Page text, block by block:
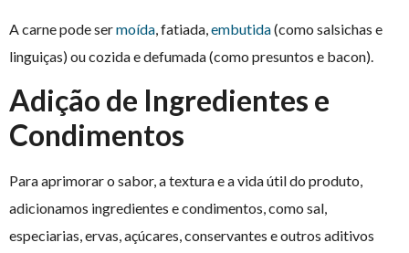
A carne pode sermoída, fatiada,embutida(como salsichas e
linguiças) ou cozida e defumada (como presuntos e bacon).
Adição de Ingredientes e
Condimentos
Para aprimorar o sabor, a textura e a vida útil do produto,
adicionamos ingredientes e condimentos, como sal,
especiarias, ervas, açúcares, conservantes e outros aditivos